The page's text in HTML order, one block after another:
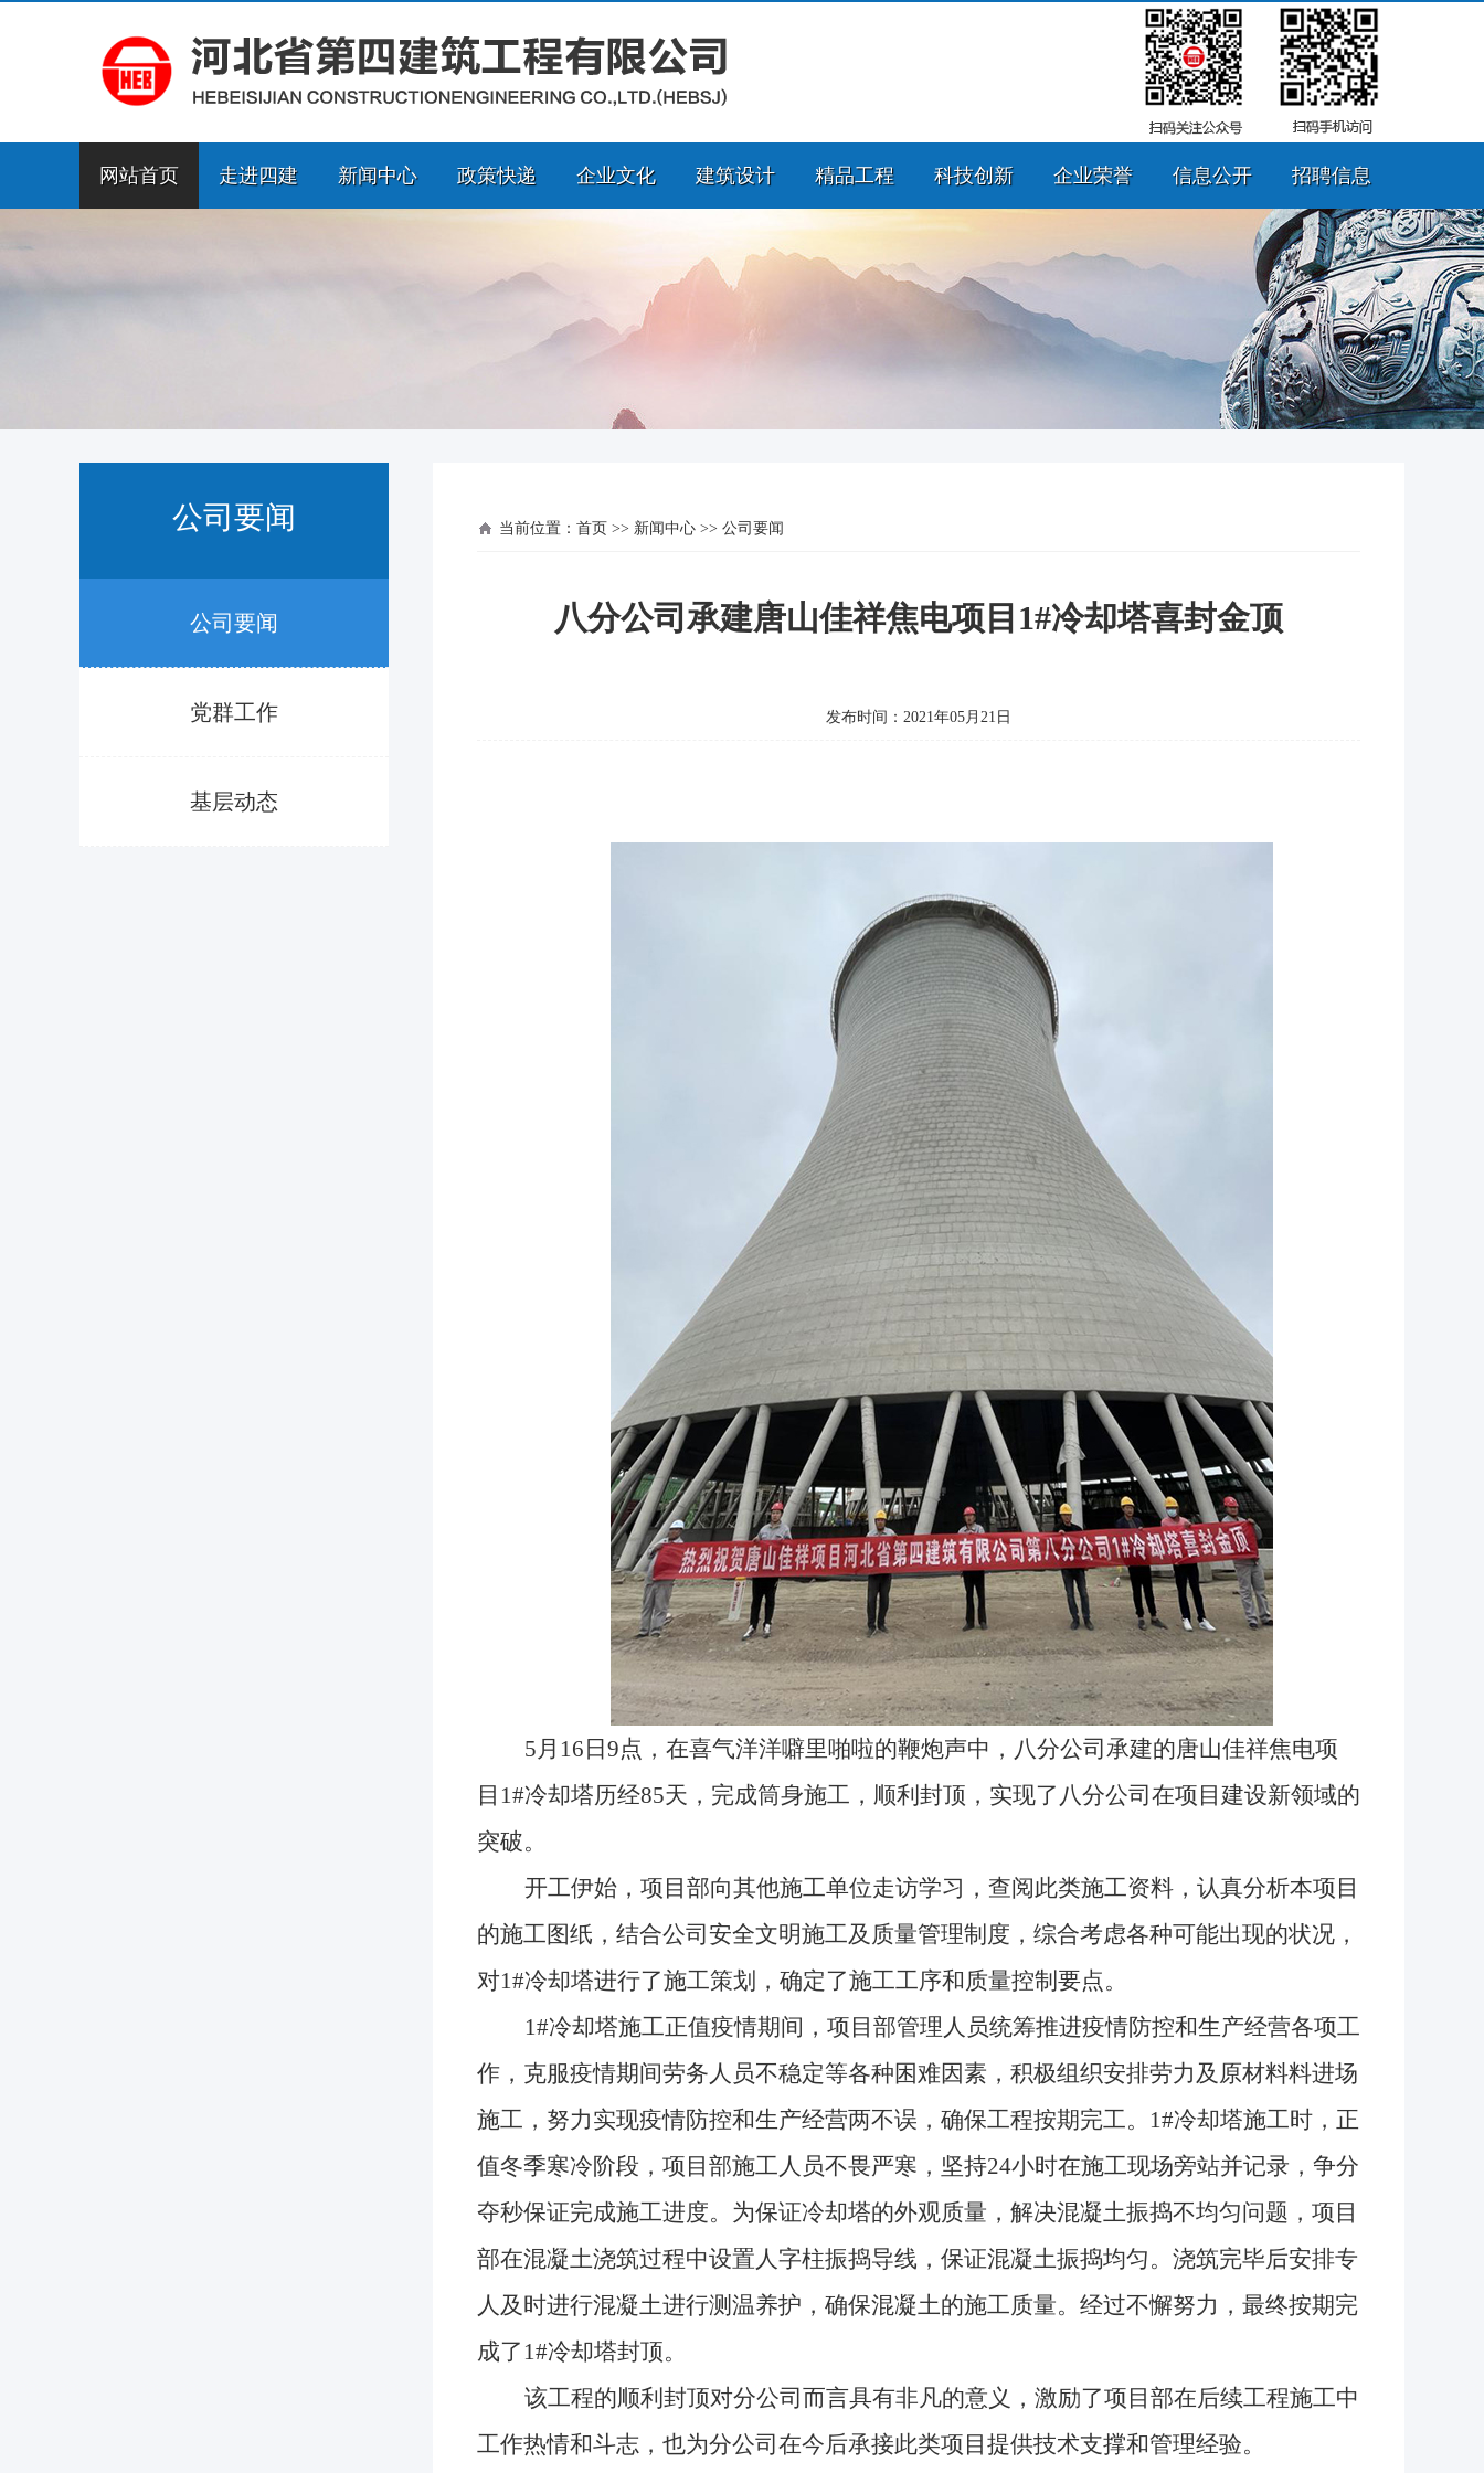
网站首页 走进四建 新闻中心 政策快递 企业文化 建筑设计 精品工程 科技创新 企业荣誉 信息公开 招聘信息
公司要闻
公司要闻
党群工作
基层动态
当前位置： 首页 >> 新闻中心 >> 公司要闻
八分公司承建唐山佳祥焦电项目1#冷却塔喜封金顶
发布时间：2021年05月21日
5月16日9点 ，在喜气洋洋噼里啪啦的鞭炮声中， 八分公司承建的唐山佳祥焦电项
目 1#冷却塔历经85天，完成筒身施工， 顺利封顶 ，实现了八分公司在项目建设新领域的
突破。
开工伊始，项目部向其他施工单位走访学习，查阅此类施工资料，认真分析本项目
的施工图纸，结合公司安全文明施工及质量管理制度，综合考虑各种可能出现的状况，
对1#冷却塔进行了施工策划，确定了施工工序和质量控制要点。
1#冷却塔施工正值疫情期间，项目部管理人员统筹推进疫情防控和生产经营各项工
作，克服疫情期间劳务人员不稳定等各种困难因素，积极组织安排劳力及原材料料进场
施工，努力实现疫情防控和生产经营两不误，确保工程按期完工。1#冷却塔施工时，正
值冬季寒冷阶段，项目部施工人员不畏严寒， 坚持24小时在施工现场旁站并记录，争分
夺秒保证完成施工进度。为保证冷却塔的外观质量，解决混凝土振捣不均匀问题，项目
部在混凝土浇筑过程中设置人字柱振捣导线，保证混凝土振捣均匀。浇筑完毕后安排专
人及时进行混凝土进行测温养护，确保混凝土的施工质量。经过不懈努力，最终按期完
成了 1#冷却塔封顶。
该工程的顺利封顶对分公司而言具有非凡的意义，激励了项目部在后续工程施工中
工作热情和斗志，也为分公司在今后承接此类项目提供技术支撑和管理经验。